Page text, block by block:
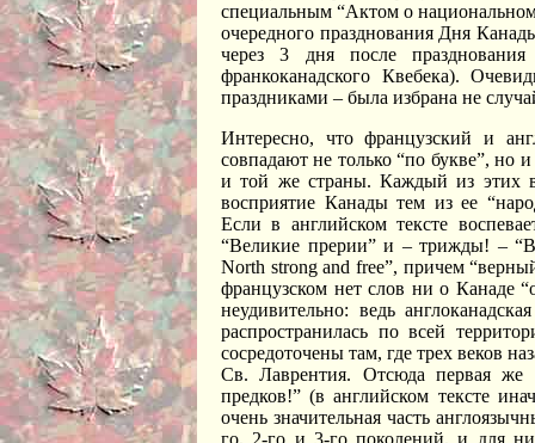
специальным “Актом о
очередного празднования Дня
через 3 дня после
франкоканадского Квебека).
праздниками – была избрана не
Интересно, что французский и
совпадают не только “по букве”, но
и той же страны. Каждый из этих
восприятие Канады тем из ее
Если в английском тексте
“Великие прерии” и – трижды! –
North strong and free”, причем
французском нет слов ни о Канаде
неудивительно: ведь
распространилась по всей
сосредоточены там, где трех веков
Св. Лаврентия. Отсюда первая же
предков!” (в английском тексте
очень значительная часть
го, 2-го и 3-го поколений, и для